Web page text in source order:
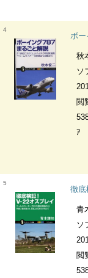
4
ボーイング
秋
ソ
閲
ｱ
5
徹底検証
青
ソ
閲